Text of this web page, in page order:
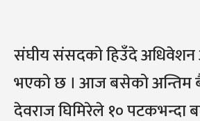
संघीय संसदको हिउँदे
भएको छ । आज बसेको
देवराज घिमिरेले १० पटकभन्दा